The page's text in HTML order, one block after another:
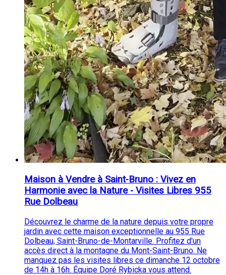
Maison à Vendre à Saint-Bruno : Vivez en
Harmonie avec la Nature - Visites Libres 955
Rue Dolbeau
Découvrez le charme de la nature depuis votre propre
jardin avec cette maison exceptionnelle au 955 Rue
Dolbeau, Saint-Bruno-de-Montarville. Profitez d'un
accès direct à la montagne du Mont-Saint-Bruno. Ne
manquez pas les visites libres ce dimanche 12 octobre
de 14h à 16h. Équipe Doré Rybicka vous attend.